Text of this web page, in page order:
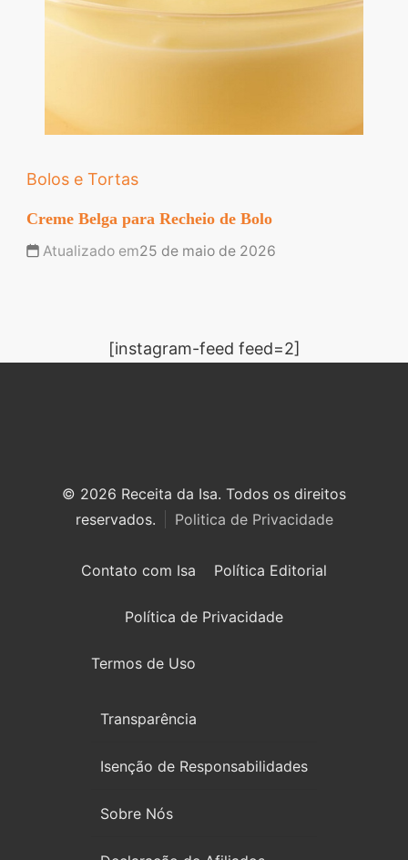
Bolos e Tortas
Creme Belga para Recheio de Bolo
Atualizado em25 de maio de 2026
[instagram-feed feed=2]
© 2026 Receita da Isa. Todos os direitos
reservados.
Politica de Privacidade
Contato com Isa Política Editorial
Política de Privacidade
Termos de Uso
Transparência
Isenção de Responsabilidades
Sobre Nós